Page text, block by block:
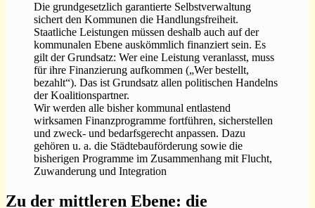
Die grundgesetzlich garantierte Selbstverwaltung
sichert den Kommunen die Handlungsfreiheit.
Staatliche Leistungen müssen deshalb auch auf der
kommunalen Ebene auskömmlich finanziert sein. Es
gilt der Grundsatz: Wer eine Leistung veranlasst, muss
für ihre Finanzierung aufkommen („Wer bestellt,
bezahlt“). Das ist Grundsatz allen politischen Handelns
der Koalitionspartner.
Wir werden alle bisher kommunal entlastend
wirksamen Finanzprogramme fortführen, sicherstellen
und zweck- und bedarfsgerecht anpassen. Dazu
gehören u. a. die Städtebauförderung sowie die
bisherigen Programme im Zusammenhang mit Flucht,
Zuwanderung und Integration
Zu der mittleren Ebene: die